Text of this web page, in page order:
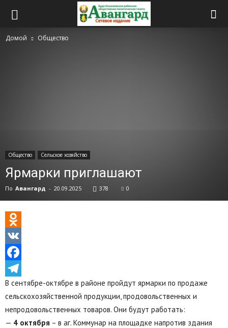
Домой Общество
Общество Сельское хозяйство
Ярмарки приглашают
По Авангард - 20.09.2025 378 0
Odnoklassniki
VK
Facebook
Telegram
В сентябре-октябре в районе пройдут ярмарки по продаже
сельскохозяйственной продукции, продовольственных и
непродовольственных товаров. Они будут работать:
— 4 октября – в аг. Коммунар на площадке напротив здания